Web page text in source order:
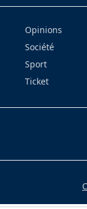
Opinions
Société
Sport
Ticket